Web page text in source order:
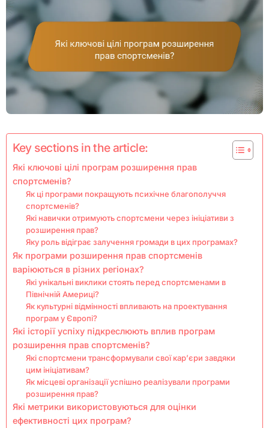
Key sections in the article:
Які ключові цілі програм розширення прав
спортсменів?
Як ці програми покращують психічне благополуччя
спортсменів?
Які навички отримують спортсмени через ініціативи з
розширення прав?
Яку роль відіграє залучення громади в цих програмах?
Як програми розширення прав спортсменів
варіюються в різних регіонах?
Які унікальні виклики стоять перед спортсменами в
Північній Америці?
Як культурні відмінності впливають на проектування
програм у Європі?
Які історії успіху підкреслюють вплив програм
розширення прав спортсменів?
Які спортсмени трансформували свої кар’єри завдяки
цим ініціативам?
Як місцеві організації успішно реалізували програми
розширення прав?
Які метрики використовуються для оцінки
ефективності цих програм?